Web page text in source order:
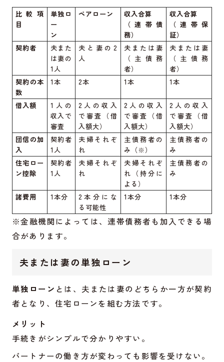
比較項
目
単独ロ
ー
ン
ペアローン
収入合算
（連帯債
務）
収入合算
（連帯保
証）
契約者
夫また
は妻の
1人
夫と妻の2
人
夫または妻
（主債務
者）
夫または妻
（主債務
者）
契約の本
数
1本 2本 1本 1本
借入額
1人の
収入で
審査
2人の収入
で審査（借
入額大）
2人の収入
で審査（借
入額大）
2人の収入
で審査（借
入額大）
団信の加
入
契約者
1人
夫婦それぞ
れ
主債務者の
み（※）
主債務者の
み
住宅ロー
ン控除
契約者
1人
夫婦それぞ
れ
夫婦それぞ
れ（持分に
よる）
主債務者の
み
諸費用 1本分
2本分にな
る可能性
1本分 1本分
※金融機関によっては、連帯債務者も加入できる場
合があります。
夫または妻の単独ローン
単独ローン とは、夫または妻のどちらか一方が契約
者となり、住宅ローンを組む方法です。
メリット
手続きがシンプルで分かりやすい。
パートナーの働き方が変わっても影響を受けない。